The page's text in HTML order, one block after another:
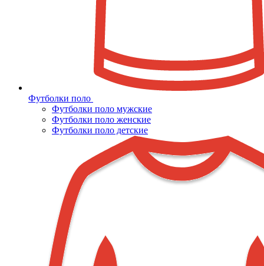
Футболки поло
Футболки поло мужские
Футболки поло женские
Футболки поло детские